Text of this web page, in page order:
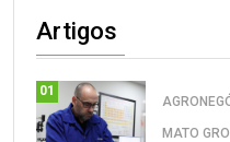
Artigos
01
MATO